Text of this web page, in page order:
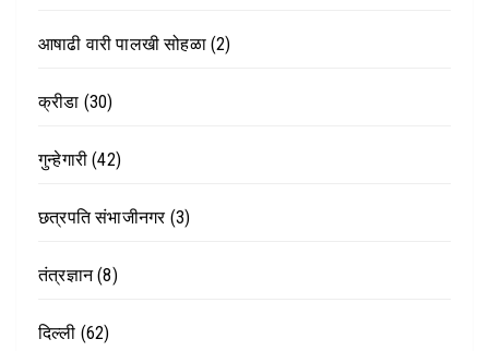
आषाढी वारी पालखी सोहळा(2)
क्रीडा (30)
गुन्हेगारी (42)
छत्रपति संभाजीनगर(3)
तंत्रज्ञान(8)
दिल्ली (62)